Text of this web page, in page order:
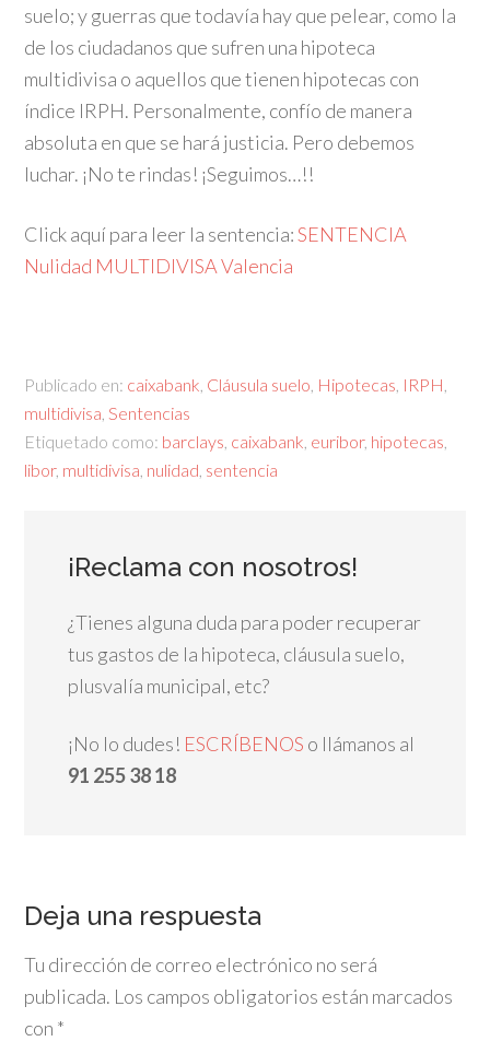
suelo; y guerras que todavía hay que pelear, como la
de los ciudadanos que sufren una hipoteca
multidivisa o aquellos que tienen hipotecas con
índice IRPH. Personalmente, confío de manera
absoluta en que se hará justicia. Pero debemos
luchar. ¡No te rindas! ¡Seguimos…!!
Click aquí para leer la sentencia:SENTENCIA
Nulidad MULTIDIVISA Valencia
Publicado en: caixabank Cláusula suelo Hipotecas IRPH
multidivisa ,Sentencias
Etiquetado como: barclays caixabank euribor, hipotecas
libor, multidivisa nulidad sentencia
¡Reclama con nosotros!
¿Tienes alguna duda para poder recuperar
tus gastos de la hipoteca, cláusula suelo,
plusvalía municipal, etc?
¡No lo dudes! ESCRÍBENOS o llámanos al
91 255 38 18
Deja una respuesta
Tu dirección de correo electrónico no será
publicada. Los campos obligatorios están marcados
con *